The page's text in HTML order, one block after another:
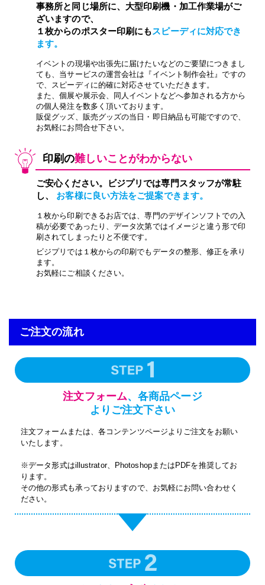
事務所と同じ場所に、大型印刷機・加工作業場がご
ざいますので、
１枚からのポスター印刷にもスピーディに対応でき
ます。
イベントの現場や出張先に届けたいなどのご要望につきまし
ても、当サービスの運営会社は『イベント制作会社』ですの
で、スピーディに的確に対応させていただきます。
また、個展や展示会、同人イベントなどへ参加される方から
の個人発注 を数多く頂いております。
販促グッズ、販売グッズの当日・即日納品も可能ですので、
お気軽にお問合せ下さい。
印刷の難しいことがわからない
ご安心ください。ビジプリでは専門スタッフが常駐
し、 お客様に良い方法をご提案できます。
１枚から印刷できるお店では、専門のデザインソフトでの入
稿が必要であったり、データ次第ではイメージと違う形で印
刷されてしまったりと不便です。
ビジプリでは１枚からの印刷でもデータの整形、修正を承り
ます。
お気軽にご相談ください。
ご注文の流れ
注文フォーム、各商品ページ
よりご注文下さい
注文フォームまたは、各コンテンツページよりご注文をお願い
いたします。
※データ形式はillustrator、PhotoshopまたはPDFを推奨してお
ります。
その他の形式も承っておりますので、お気軽にお問い合わせく
ださい。